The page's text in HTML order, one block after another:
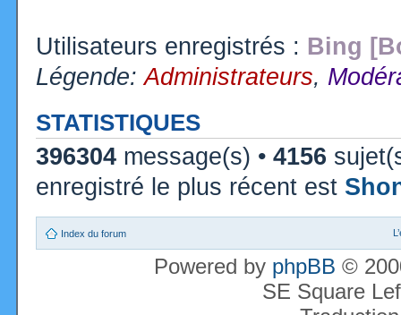
Utilisateurs enregistrés : Bing
Légende:Administrateurs,
STATISTIQUES
396304 message(s) • 4156
enregistré le plus récent est
Index du forum
Powered by phpBB ©
SE Square